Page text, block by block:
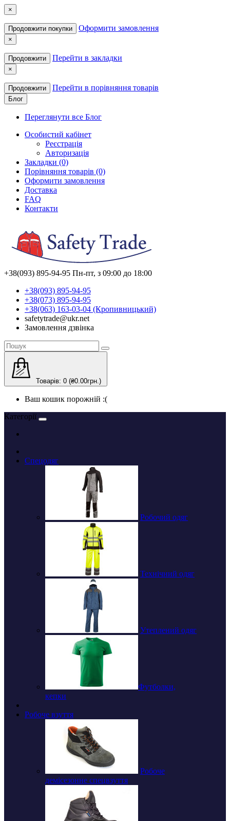
×
Продовжити покупки Оформити замовлення
×
Продовжити Перейти в закладки
×
Продовжити Перейти в порівняння товарів
Блог
Переглянути все Блог
Особистий кабінет
Реєстрація
Авторизація
Закладки (0)
Порівняння товарів (0)
Оформити замовлення
Доставка
FAQ
Контакти
+38(093) 895-94-95 Пн-пт, з 09:00 до 18:00
+38(093) 895-94-95
+38(073) 895-94-95
+38(063) 163-03-04 (Кропивницький)
safetytrade@ukr.net
Замовлення дзвінка
Товарів: 0 (₴0.00грн.)
Ваш кошик порожній :(
Категорії
Спецодяг
Робочий одяг
Технічний одяг
Утеплений одяг
Футболки,
кепки
Робоче взуття
Робоче
демісезонне спецвзуття